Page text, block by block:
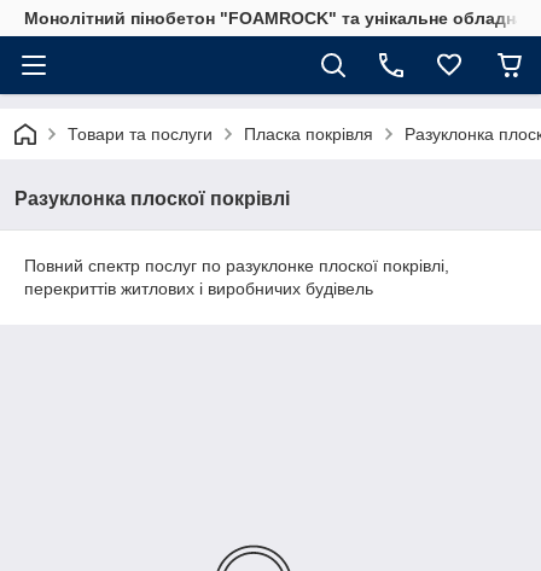
Монолітний пінобетон "FOAMROCK" та унікальне
Товари та послуги Пласка покрівля Разуклонка
Разуклонка плоскої покрівлі
Повний спектр послуг по разуклонке плоскої покрівлі,
перекриттів житлових і виробничих будівель